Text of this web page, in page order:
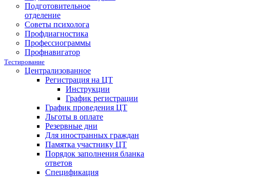
Подготовительное
отделение
Советы психолога
Профдиагностика
Профессиограммы
Профнавигатор
Тестирование
Централизованное
Регистрация на ЦТ
Инструкции
График регистрации
График проведения ЦТ
Льготы в оплате
Резервные дни
Для иностранных граждан
Памятка участнику ЦТ
Порядок заполнения бланка
ответов
Спецификация